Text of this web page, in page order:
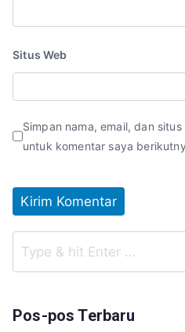
Situs Web
Simpan nama, email, dan
untuk komentar saya
Pos-pos Terbaru